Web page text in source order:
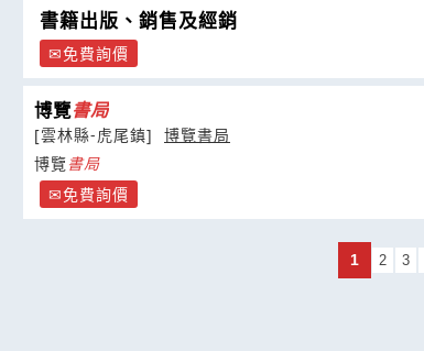
書籍出版、銷售及經銷
免費詢價
博覽書局
[雲林縣-虎尾鎮]
博覽書局
博覽書局
免費詢價
1 2 3